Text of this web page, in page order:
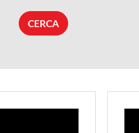
CERCA